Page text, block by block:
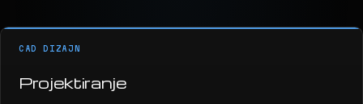
CAD DIZAJN
Projektiranje